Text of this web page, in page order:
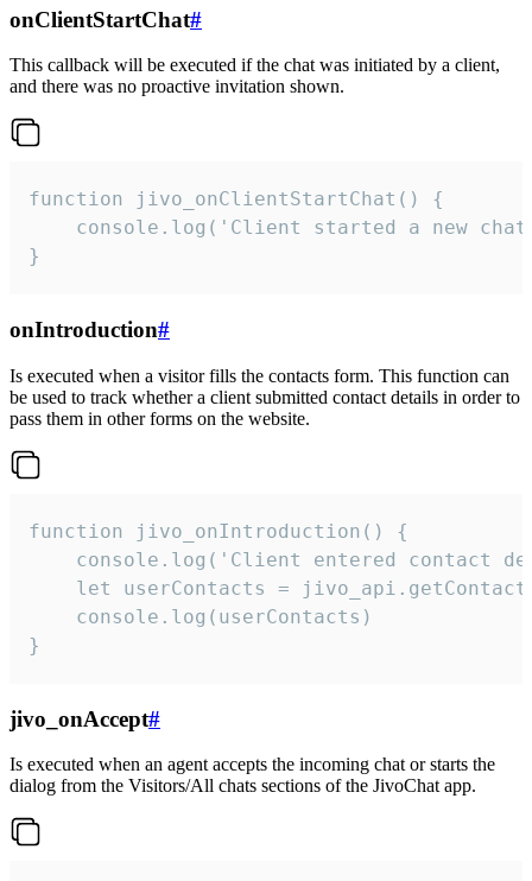
onClientStartChat#
This callback will be executed if the chat was initiated by a client,
and there was no proactive invitation shown.
function jivo_onClientStartChat() {
console.log('Client started a new
}
onIntroduction#
Is executed when a visitor fills the contacts form. This function can
be used to track whether a client submitted contact details in order to
pass them in other forms on the website.
function jivo_onIntroduction() {
console.log('Client entered contact
let userContacts =
    console.log(userContacts)
}
jivo_onAccept#
Is executed when an agent accepts the incoming chat or starts the
dialog from the Visitors/All chats sections of the JivoChat app.